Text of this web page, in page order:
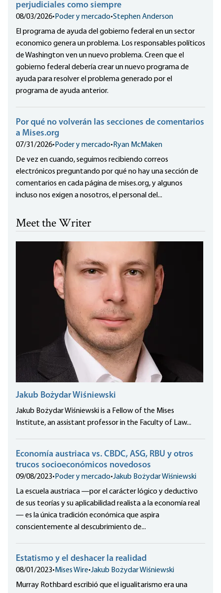
perjudiciales como siempre
08/03/2026• Poder y mercado•Stephen Anderson
El programa de ayuda del gobierno federal en un sector
economico genera un problema. Los responsables políticos
de Washington ven un nuevo problema. Creen que el
gobierno federal debería crear un nuevo programa de
ayuda para resolver el problema generado por el
programa de ayuda anterior.
Por qué no volverán las secciones de comentarios
a Mises.org
07/31/2026• Poder y mercado• Ryan McMaken
De vez en cuando, seguimos recibiendo correos
electrónicos preguntando por qué no hay una sección de
comentarios en cada página de mises.org, y algunos
incluso nos exigen a nosotros, el personal del...
Meet the Writer
Jakub Bożydar Wiśniewski
Jakub Bożydar Wiśniewski is a Fellow of the Mises
Institute, an assistant professor in the Faculty of Law...
Economía austriaca vs. CBDC, ASG, RBU y otros
trucos socioeconómicos novedosos
09/08/2023• Poder y mercado•Jakub Bożydar Wiśniewski
La escuela austriaca —por el carácter lógico y deductivo
de sus teorías y su aplicabilidad realista a la economía real
— es la única tradición económica que aspira
conscientemente al descubrimiento de...
Estatismo y el deshacer la realidad
08/01/2023• Mises Wire•Jakub Bożydar Wiśniewski
Murray Rothbard escribió que el igualitarismo era una